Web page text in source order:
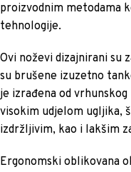
proizvodnim metodama
tehnologije.
Ovi noževi dizajnirani su
su brušene izuzetno
je izrađena od
visokim udjelom ugljika,
izdržljivim, kao i lakšim
Ergonomski oblikovana